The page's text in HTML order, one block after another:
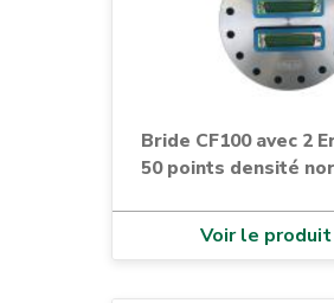
Bride CF100 avec 2
50 points densité
Voir le produit